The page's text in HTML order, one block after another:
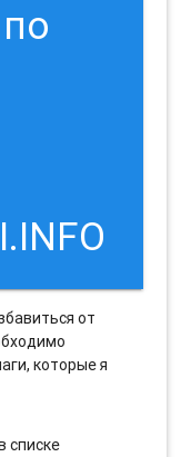
от
которые я
списке